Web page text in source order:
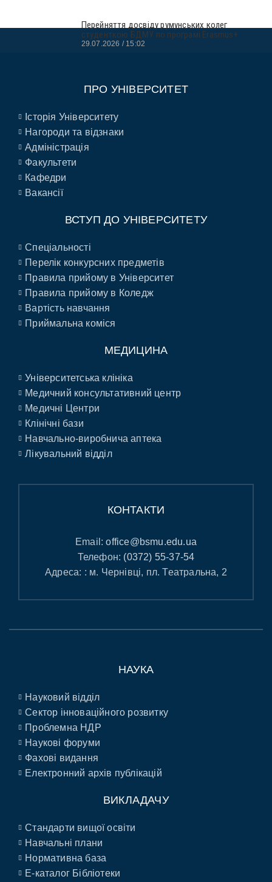
Перейняття досвіду румунських колег
студенткою БДМУ по програмі Erasmus+
29.07.2026 15:02
ПРО УНІВЕРСИТЕТ
Історія Університету
Нагороди та відзнаки
Адміністрація
Факультети
Кафедри
Вакансії
ВСТУП ДО УНІВЕРСИТЕТУ
Спеціальності
Перелік конкурсних предметів
Правила прийому в Університет
Правила прийому в Коледж
Вартість навчання
Приймальна коміся
МЕДИЦИНА
Університетська клініка
Медичний консультативний центр
Медичні Центри
Клінічні бази
Навчально-виробнича аптека
Лікувальний відділ
КОНТАКТИ
Email:office@bsmu.edu.ua
Телефон: (0372) 55-37-54
Адреса: : м. Чернівці, пл. Театральна, 2
НАУКА
Науковий відділ
Сектор інноваційного розвитку
Проблемна НДР
Наукові форуми
Фахові видання
Електронний архів публікацій
ВИКЛАДАЧУ
Стандарти вищої освіти
Навчальні плани
Нормативна база
E-каталог Бібліотеки